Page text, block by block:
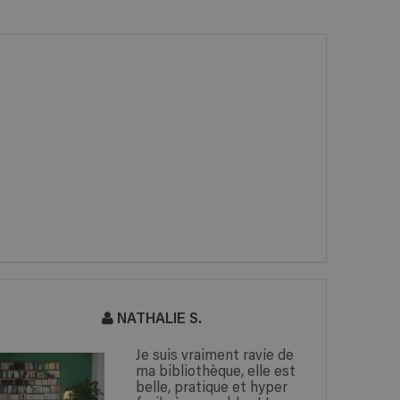
NATHALIE S.
Je suis vraiment ravie de
ma bibliothèque, elle est
belle, pratique et hyper